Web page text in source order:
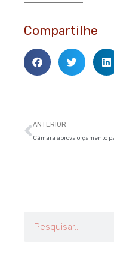
Compartilhe
Anterior
ANTERIOR